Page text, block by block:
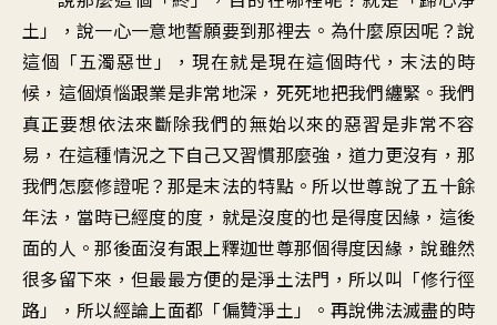
土」，說一心一意地誓願要到那裡去。為什麼原因呢？說
這個「五濁惡世」，現在就是現在這個時代，末法的時
候，這個煩惱跟業是非常地深，死死地把我們纏緊。我們
真正要想依法來斷除我們的無始以來的惡習是非常不容
易，在這種情況之下自己又習慣那麼強，道力更沒有，那
我們怎麼修證呢？那是末法的特點。所以世尊說了五十餘
年法，當時已經度的度，就是沒度的也是得度因緣，這後
面的人。那後面沒有跟上釋迦世尊那個得度因緣，說雖然
很多留下來，但最最方便的是淨土法門，所以叫「修行徑
路」，所以經論上面都「偏贊淨土」。再說佛法滅盡的時